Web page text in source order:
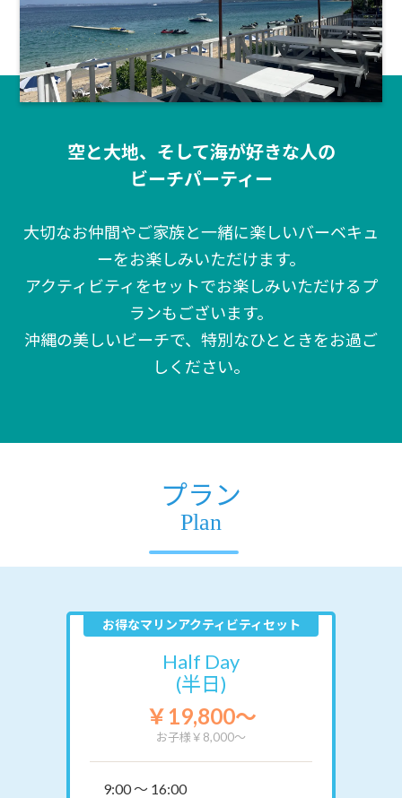
空と大地、そして海が好きな人の
ビーチパーティー
大切なお仲間やご家族と一緒に楽しいバーベキュ
ーをお楽しみいただけます。
アクティビティをセットでお楽しみいただけるプ
ランもございます。
沖縄の美しいビーチで、特別なひとときをお過ご
しください。
プラン
Plan
お得なマリンアクティビティセット
Half Day
(半日)
￥19,800～
お子様￥8,000～
9:00 ～ 16:00